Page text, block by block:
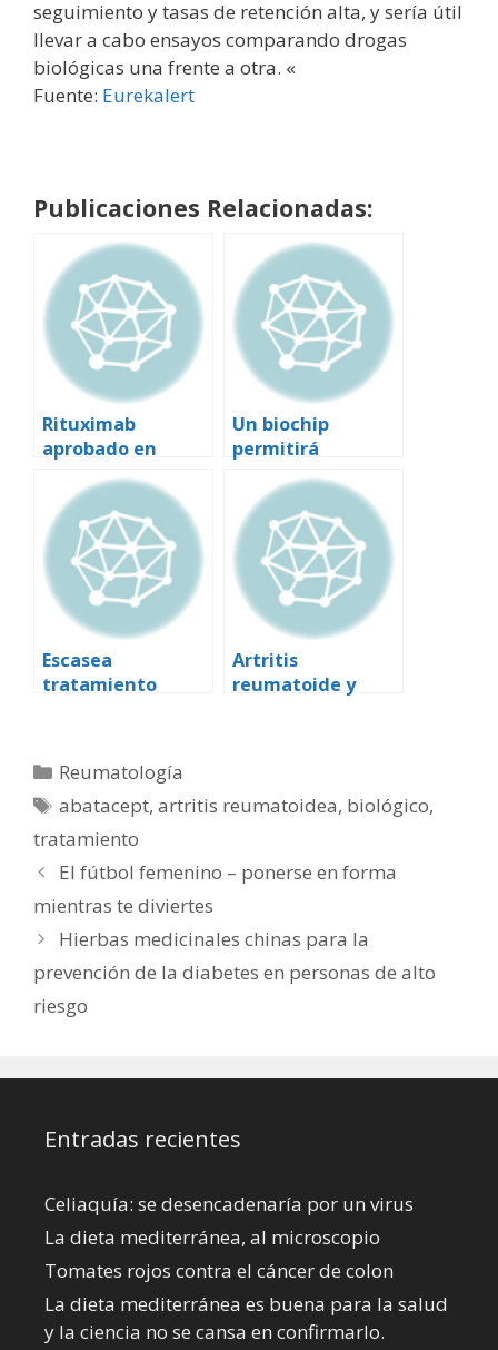
seguimiento y tasas de retención alta, y sería útil
llevar a cabo ensayos comparando drogas
biológicas una frente a otra. «
Fuente: Eurekalert
Publicaciones Relacionadas:
Rituximab
aprobado en
Europa contra la
artritis
reumatoide
Un biochip
permitirá
diagnosticar y
pronosticar la
fibromialgia y el
síndrome de la
fatiga crónica
Escasea
tratamiento
Artritis
reumatoide y
Categorías
Reumatología
Etiquetas
abatacept,artritis reumatoidea, biológico,
tratamiento
El fútbol femenino – ponerse en forma
mientras te diviertes
Hierbas medicinales chinas para la
prevención de la diabetes en personas de alto
riesgo
Entradas recientes
Celiaquía: se desencadenaría por un virus
La dieta mediterránea, al microscopio
Tomates rojos contra el cáncer de colon
La dieta mediterránea es buena para la salud
y la ciencia no se cansa en confirmarlo.